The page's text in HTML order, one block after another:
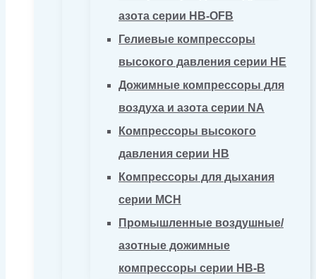
азота серии HB-OFB
Гелиевые компрессоры
высокого давления серии HE
Дожимные компрессоры для
воздуха и азота серии NA
Компрессоры высокого
давления серии HB
Компрессоры для дыхания
серии MCH
Промышленные воздушные/
азотные дожимные
компрессоры серии HB-B